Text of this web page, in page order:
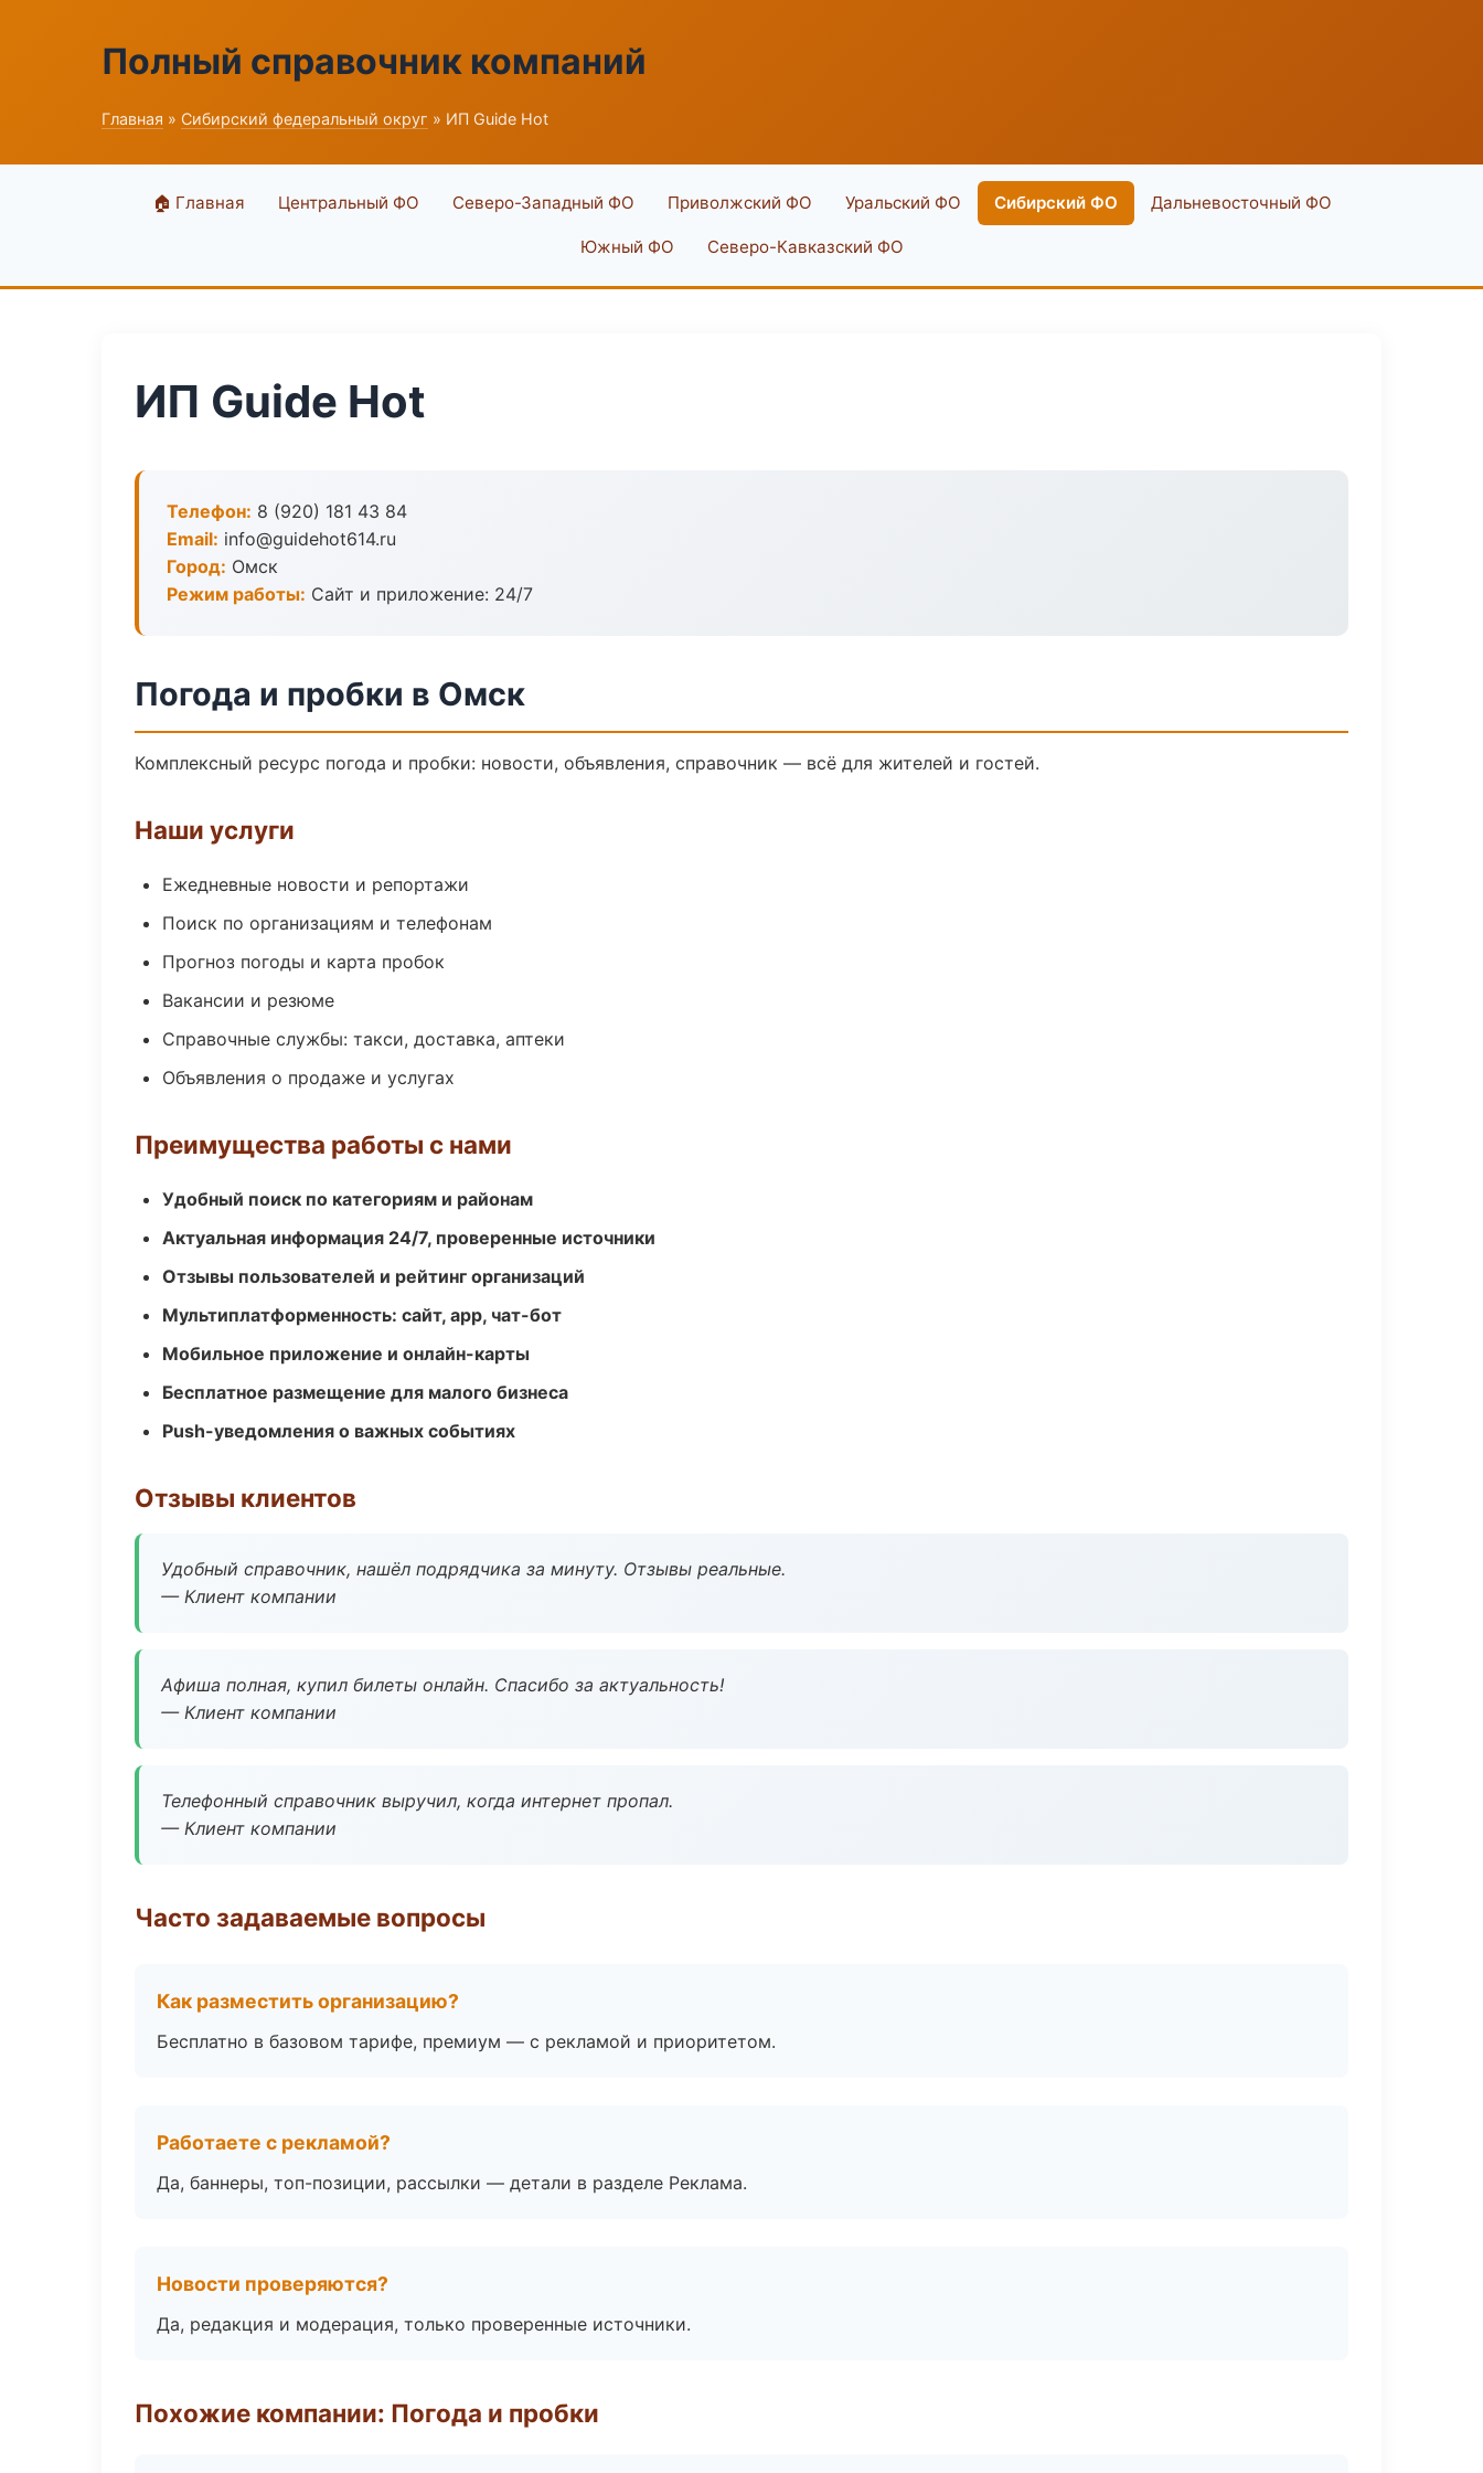
Полный справочник компаний
Главная » Сибирский федеральный округ » ИП Guide Hot
🏠 Главная Центральный ФО Северо-Западный ФО Приволжский ФО Уральский ФО Сибирский ФО Дальневосточный ФО
Южный ФО Северо-Кавказский ФО
ИП Guide Hot
Телефон: 8 (920) 181 43 84
Email: info@guidehot614.ru
Город: Омск
Режим работы: Сайт и приложение: 24/7
Погода и пробки в Омск
Комплексный ресурс погода и пробки: новости, объявления, справочник — всё для жителей и гостей.
Наши услуги
Ежедневные новости и репортажи
Поиск по организациям и телефонам
Прогноз погоды и карта пробок
Вакансии и резюме
Справочные службы: такси, доставка, аптеки
Объявления о продаже и услугах
Преимущества работы с нами
Удобный поиск по категориям и районам
Актуальная информация 24/7, проверенные источники
Отзывы пользователей и рейтинг организаций
Мультиплатформенность: сайт, app, чат-бот
Мобильное приложение и онлайн-карты
Бесплатное размещение для малого бизнеса
Push-уведомления о важных событиях
Отзывы клиентов
Удобный справочник, нашёл подрядчика за минуту. Отзывы реальные.
— Клиент компании
Афиша полная, купил билеты онлайн. Спасибо за актуальность!
— Клиент компании
Телефонный справочник выручил, когда интернет пропал.
— Клиент компании
Часто задаваемые вопросы
Как разместить организацию?
Бесплатно в базовом тарифе, премиум — с рекламой и приоритетом.
Работаете с рекламой?
Да, баннеры, топ-позиции, рассылки — детали в разделе Реклама.
Новости проверяются?
Да, редакция и модерация, только проверенные источники.
Похожие компании: Погода и пробки